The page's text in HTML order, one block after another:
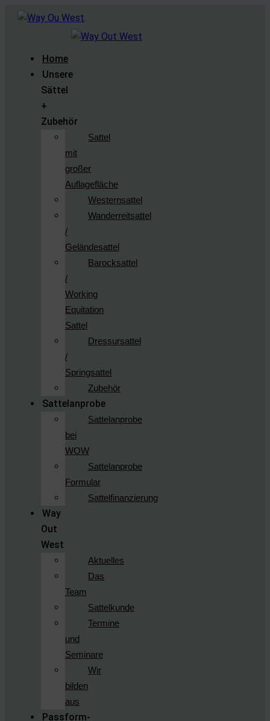
Home
Unsere
Sättel
+
Zubehör
Sattel
mit
großer
Auflagefläche
Westernsattel
Wanderreitsattel
/
Geländesattel
Barocksattel
/
Working
Equitation
Sattel
Dressursattel
/
Springsattel
Zubehör
Sattelanprobe
Sattelanprobe
bei
WOW
Sattelanprobe
Formular
Sattelfinanzierung
Way
Out
West
Aktuelles
Das
Team
Sattelkunde
Termine
und
Seminare
Wir
bilden
aus
Passform-